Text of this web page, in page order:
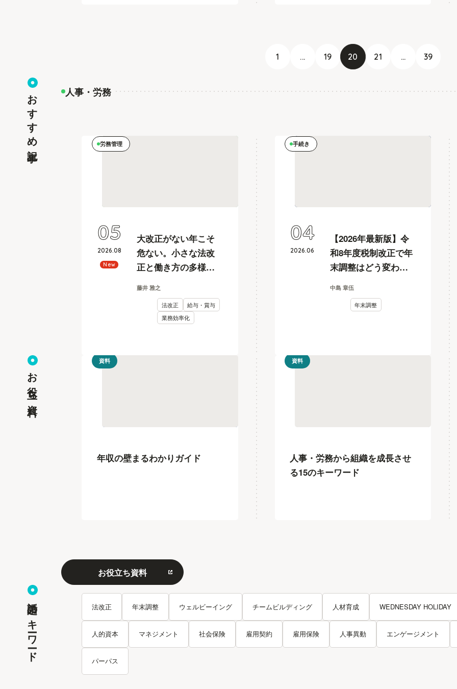
1 ... 19 20 21 ... 39
おすすめ記事 人事・労務
労務管理
大改正がない年こそ
危ない。小さな法改
正と働き方の多様化
算とリスク管理
藤井 雅之
法改正
給与・賞与
業務効率化
2026.08
05
New
手続き
【2026年最新版】令
和8年度税制改正で年
末調整はどう変わ
中島 章伍
年末調整
2026.06
04
お役立ち資料
資料
年収の壁まるわかりガイド
資料
人事・労務から組織を成長させ
る15のキーワード
お役立ち資料
話題のキーワード 法改正 年末調整 ウェルビーイング チームビルディング 人材育成 WEDNESDAY HOLIDAY
人的資本 マネジメント 社会保険 雇用契約 雇用保険 人事異動 エンゲージメント
パーパス